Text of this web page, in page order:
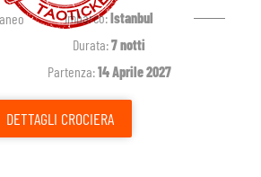
Imbarco:Istanbul
Durata:7 notti
Partenza:14 Aprile 2027
DETTAGLI CROCIERA